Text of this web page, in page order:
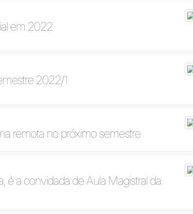
em 2022
2022/1
remota no próximo semestre
é a convidada de Aula Magistral da